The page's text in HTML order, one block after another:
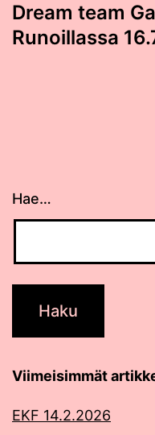
Dream team
Runoillassa
Hae…
Viimeisimmät
EKF 14.2.2026